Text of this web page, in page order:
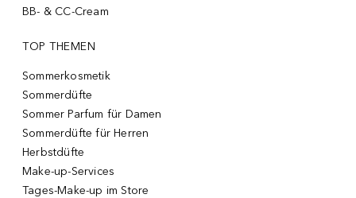
BB- & CC-Cream
TOP THEMEN
Sommerkosmetik
Sommerdüfte
Sommer Parfum für Damen
Sommerdüfte für Herren
Herbstdüfte
Make-up-Services
Tages-Make-up im Store